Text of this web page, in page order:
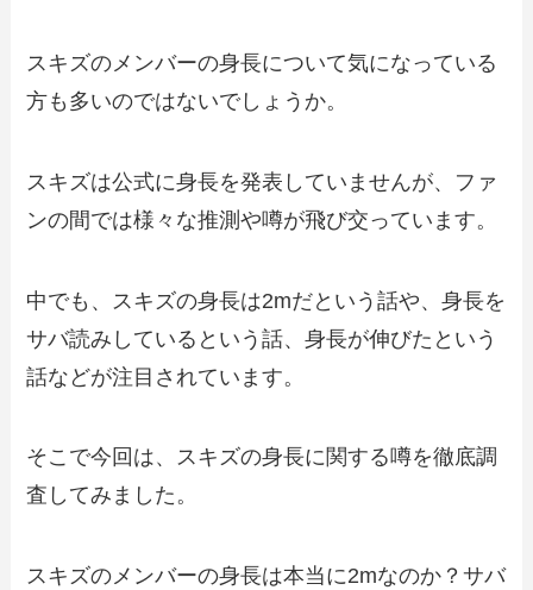
スキズのメンバーの身長について気になっている
方も多いのではないでしょうか。
スキズは公式に身長を発表していませんが、ファ
ンの間では様々な推測や噂が飛び交っています。
中でも、スキズの身長は2mだという話や、身長を
サバ読みしているという話、身長が伸びたという
話などが注目されています。
そこで今回は、スキズの身長に関する噂を徹底調
査してみました。
スキズのメンバーの身長は本当に2mなのか？サバ